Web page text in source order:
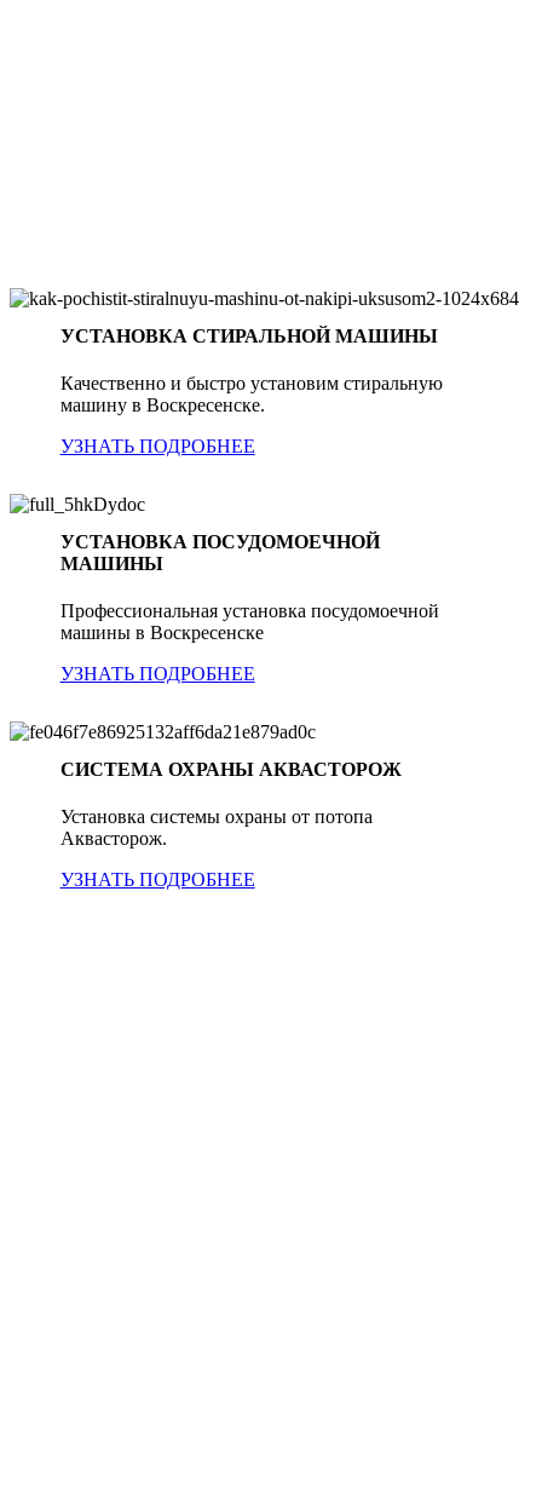
УСТАНОВКА СТИРАЛЬНОЙ МАШИНЫ
Качественно и быстро установим стиральную
машину в Воскресенске.
УЗНАТЬ ПОДРОБНЕЕ
УСТАНОВКА ПОСУДОМОЕЧНОЙ
МАШИНЫ
Профессиональная установка посудомоечной
машины в Воскресенске
УЗНАТЬ ПОДРОБНЕЕ
СИСТЕМА ОХРАНЫ АКВАСТОРОЖ
Установка системы охраны от потопа
Аквасторож.
УЗНАТЬ ПОДРОБНЕЕ